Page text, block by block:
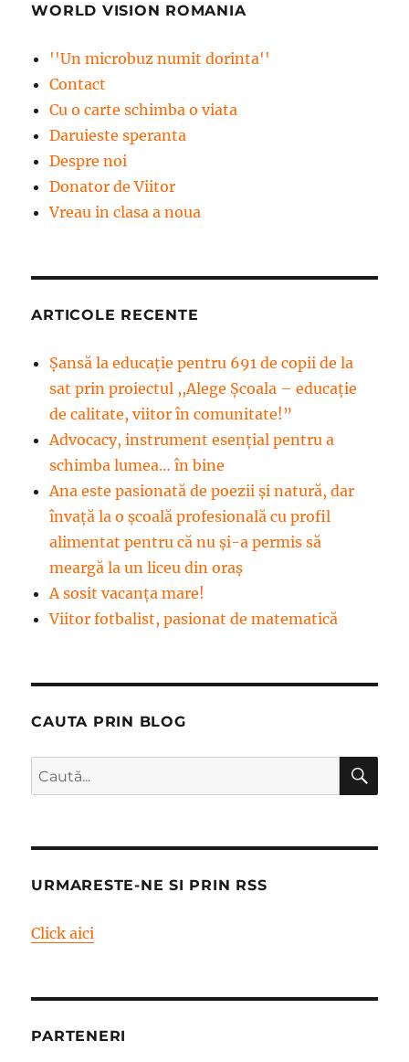
WORLD VISION ROMANIA
''Un microbuz numit dorinta''
Contact
Cu o carte schimba o viata
Daruieste speranta
Despre noi
Donator de Viitor
Vreau in clasa a noua
ARTICOLE RECENTE
Șansă la educație pentru 691 de copii de la
sat prin proiectul ,,Alege Școala – educație
de calitate, viitor în comunitate!”
Advocacy, instrument esenţial pentru a
schimba lumea… în bine
Ana este pasionată de poezii și natură, dar
învață la o școală profesională cu profil
alimentat pentru că nu și-a permis să
meargă la un liceu din oraș
A sosit vacanța mare!
Viitor fotbalist, pasionat de matematică
CAUTA PRIN BLOG
Caută
după:
URMARESTE-NE SI PRIN RSS
Click aici
PARTENERI